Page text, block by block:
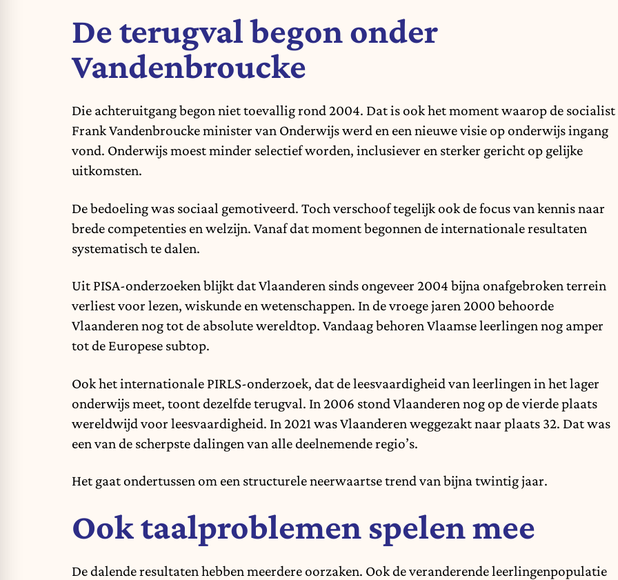
De terugval begon onder
Vandenbroucke
Die achteruitgang begon niet toevallig rond 2004. Dat is ook het moment waarop de socialist
Frank Vandenbroucke minister van Onderwijs werd en een nieuwe visie op onderwijs ingang
vond. Onderwijs moest minder selectief worden, inclusiever en sterker gericht op gelijke
uitkomsten.
De bedoeling was sociaal gemotiveerd. Toch verschoof tegelijk ook de focus van kennis naar
brede competenties en welzijn. Vanaf dat moment begonnen de internationale resultaten
systematisch te dalen.
Uit PISA-onderzoeken blijkt dat Vlaanderen sinds ongeveer 2004 bijna onafgebroken terrein
verliest voor lezen, wiskunde en wetenschappen. In de vroege jaren 2000 behoorde
Vlaanderen nog tot de absolute wereldtop. Vandaag behoren Vlaamse leerlingen nog amper
tot de Europese subtop.
Ook het internationale PIRLS-onderzoek, dat de leesvaardigheid van leerlingen in het lager
onderwijs meet, toont dezelfde terugval. In 2006 stond Vlaanderen nog op de vierde plaats
wereldwijd voor leesvaardigheid. In 2021 was Vlaanderen weggezakt naar plaats 32. Dat was
een van de scherpste dalingen van alle deelnemende regio’s.
Het gaat ondertussen om een structurele neerwaartse trend van bijna twintig jaar.
Ook taalproblemen spelen mee
De dalende resultaten hebben meerdere oorzaken. Ook de veranderende leerlingenpopulatie